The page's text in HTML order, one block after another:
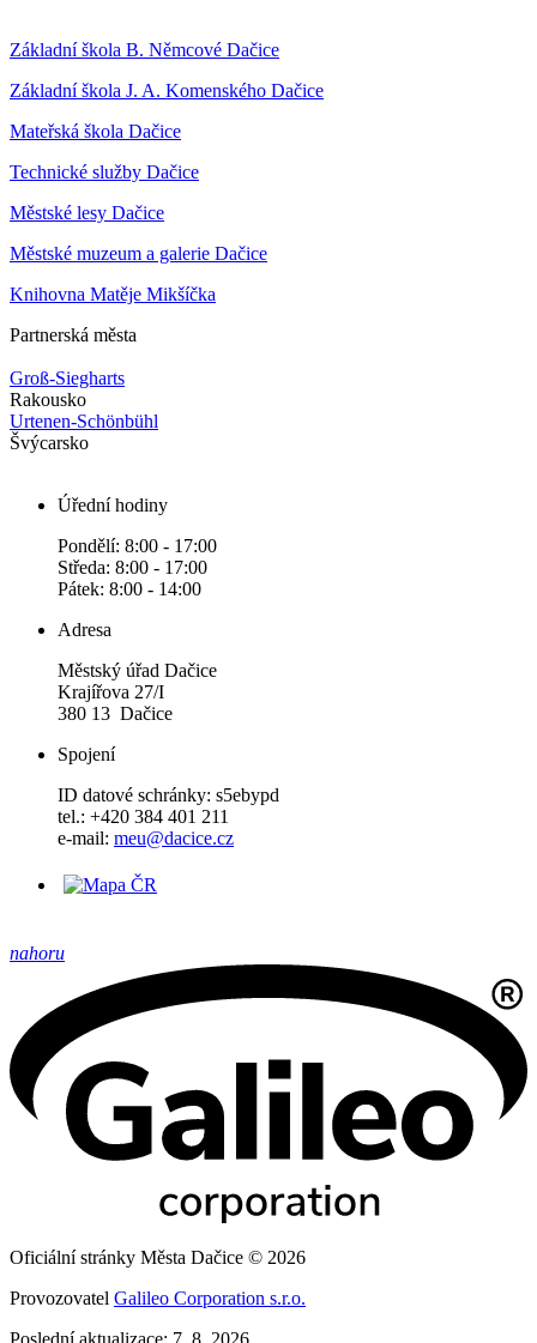
Základní škola B. Němcové Dačice
Základní škola J. A. Komenského Dačice
Mateřská škola Dačice
Technické služby Dačice
Městské lesy Dačice
Městské muzeum a galerie Dačice
Knihovna Matěje Mikšíčka
Partnerská města
Groß-Siegharts
Rakousko
Urtenen-Schönbühl
Švýcarsko
Úřední hodiny
Pondělí: 8:00 - 17:00
Středa: 8:00 - 17:00
Pátek: 8:00 - 14:00
Adresa
Městský úřad Dačice
Krajířova 27/I
380 13 Dačice
Spojení
ID datové schránky: s5ebypd
tel.: +420 384 401 211
e-mail: meu@dacice.cz
nahoru
Oficiální stránky Města Dačice © 2026
Provozovatel Galileo Corporation s.r.o.